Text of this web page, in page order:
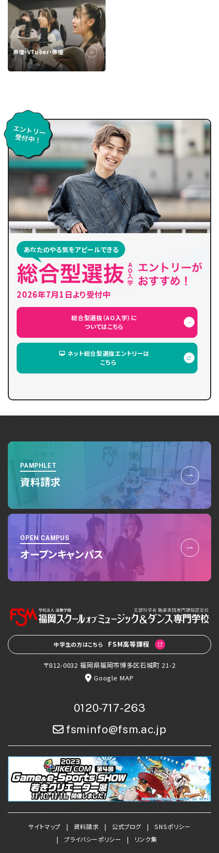
声優・VTuber・俳優
あなたのやる気をアピールできる
2026年7月1日より受付中
総合型選抜（AO入学）に
ついてはこちら
ネット総合型選抜エントリーは
こちら
PAMPHLET
資料請求
OPEN CAMPUS
オープンキャンパス
中学生の方はこちら FSM高等課程
〒812-0032 福岡県福岡市博多区石城町 21-2
Google MAP
0120-717-263
fsminfo@fsm.ac.jp
サイトマップ 資料請求 公式ブログ
SNSポリシー
プライバシーポリシー
リンク集